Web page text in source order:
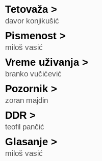
Tetovaža>
davor konjikušić
Pismenost >
miloš vasić
Vreme uživanja>
branko vučićević
Pozornik >
zoran majdin
DDR >
teofil pančić
Glasanje >
miloš vasić